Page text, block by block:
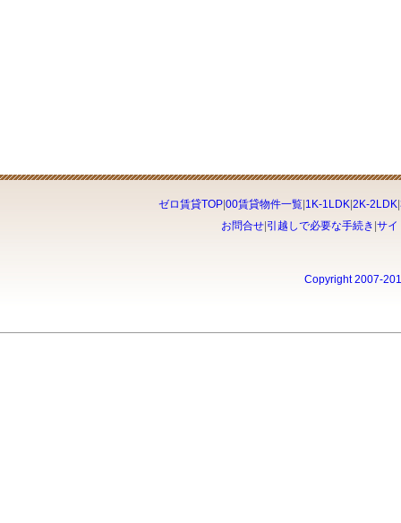
ゼロ賃貸TOP| 00賃貸物件一覧| 1K-1LDK| 2K-2LDK|
お問合せ 引越しで必要な手続き サイ
Copyright 2007-